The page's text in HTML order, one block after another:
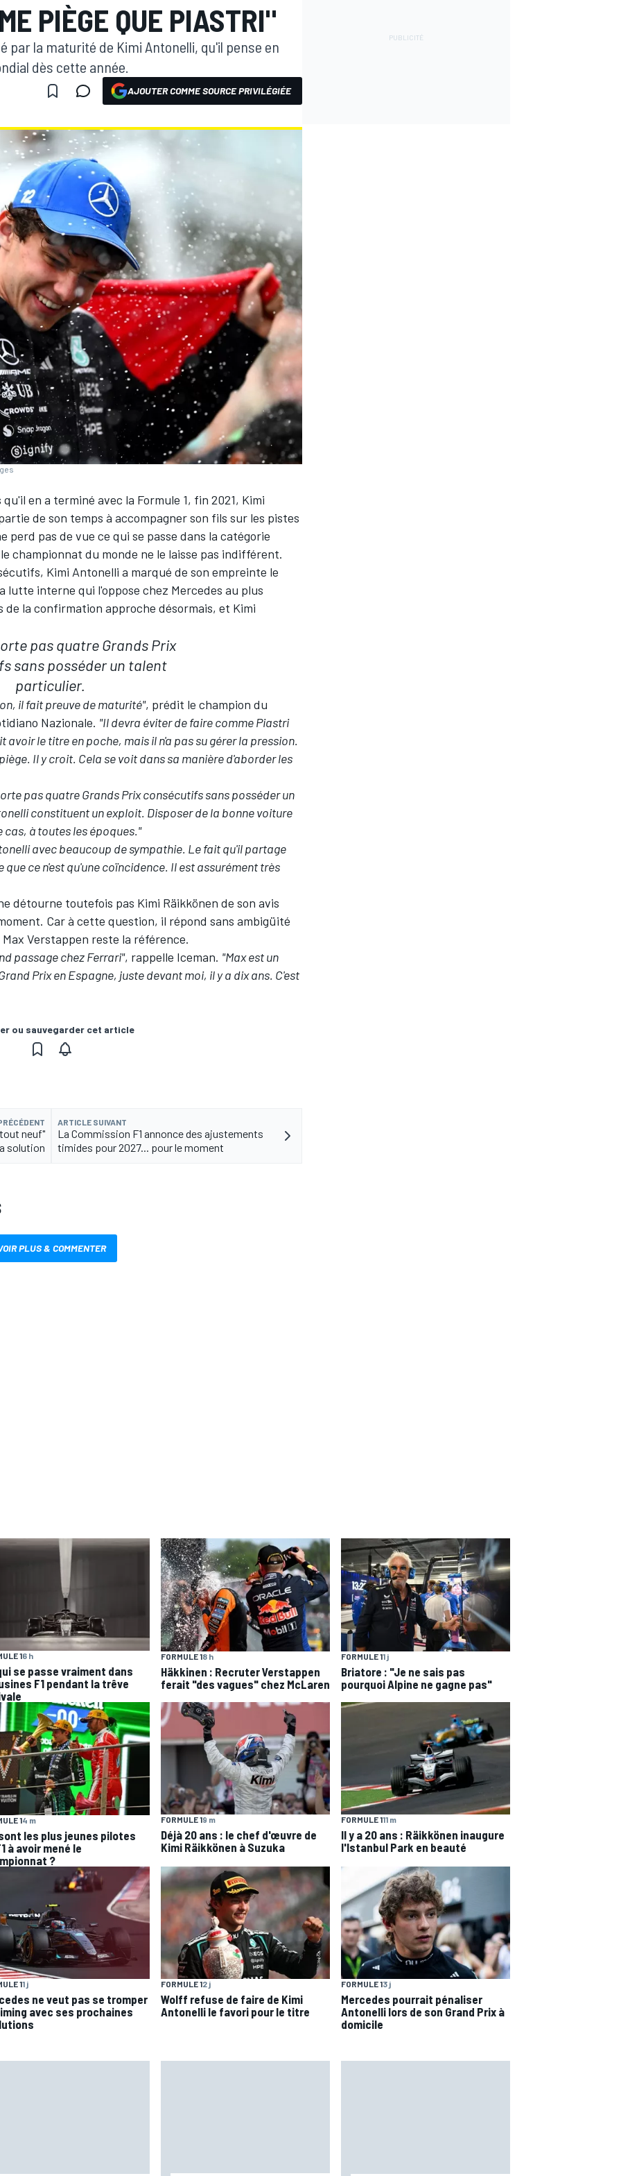
PIÈGE QUE PIASTRI"
par la maturité de Kimi Antonelli, qu'il pense en
dès cette année.
AJOUTER COMME SOURCE PRIVILÉGIÉE
en a terminé avec la Formule 1, fin 2021, Kimi
de son temps à accompagner son fils sur les pistes
perd pas de vue ce qui se passe dans la catégorie
championnat du monde ne le laisse pas indifférent.
Kimi Antonelli a marqué de son empreinte le
lutte interne qui l'oppose chez Mercedes au plus
de la confirmation approche désormais, et Kimi
pas quatre Grands Prix
sans posséder un talent
particulier.
il fait preuve de maturité", prédit le champion du
Nazionale. "Il devra éviter de faire comme Piastri
avoir le titre en poche, mais il n'a pas su gérer la pression.
Il y croit. Cela se voit dans sa manière d'aborder les
pas quatre Grands Prix consécutifs sans posséder un
constituent un exploit. Disposer de la bonne voiture
à toutes les époques."
avec beaucoup de sympathie. Le fait qu'il partage
que ce n'est qu'une coïncidence. Il est assurément très
détourne toutefois pas Kimi Räikkönen de son avis
Car à cette question, il répond sans ambigüité
Max Verstappen reste la référence.
passage chez Ferrari", rappelle Iceman. "Max est un
Prix en Espagne, juste devant moi, il y a dix ans. C'est
ou sauvegarder cet article
neuf"
solution
ARTICLE SUIVANT
La Commission F1 annonce des ajustements
timides pour 2027... pour le moment
PLUS & COMMENTER
16 h
se passe vraiment dans
F1 pendant la trêve
FORMULE 18 h
Häkkinen : Recruter Verstappen
ferait "des vagues" chez McLaren
FORMULE 11 j
Briatore : "Je ne sais pas
pourquoi Alpine ne gagne pas"
14 m
les plus jeunes pilotes
à avoir mené le
?
FORMULE 19 m
Déjà 20 ans : le chef d'œuvre de
Kimi Räikkönen à Suzuka
FORMULE 111 m
Il y a 20 ans : Räikkönen inaugure
l'Istanbul Park en beauté
11 j
ne veut pas se tromper
avec ses prochaines
FORMULE 12 j
Wolff refuse de faire de Kimi
Antonelli le favori pour le titre
FORMULE 13 j
Mercedes pourrait pénaliser
Antonelli lors de son Grand Prix à
domicile